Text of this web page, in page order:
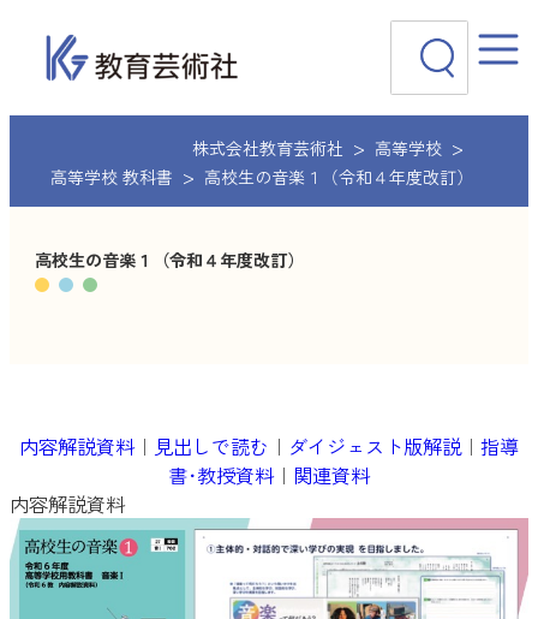
キ
株式会社教育芸術社
高等学校
高等学校 教科書
高校生の音楽１（令和４年度改訂）
高校生の音楽１（令和４年度改訂）
内容解説資料｜ 見出しで読む ｜ ダイジェスト版解説｜ 指導
書･教授資料｜ 関連資料
内容解説資料